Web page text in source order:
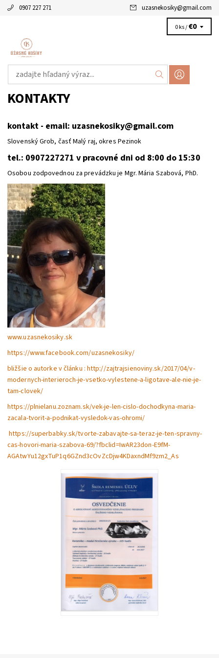
0907 227 271 uzasnekosiky@gmail.com
0 ks /€0
KONTAKTY
kontakt - email: uzasnekosiky@gmail.com
Slovenský Grob, časť Malý raj, okres Pezinok
tel.: 0907227271 v pracovné dni od 8:00 do 15:30
Osobou zodpovednou za prevádzku je Mgr. Mária Szabová, PhD.
www.uzasnekosiky.sk
https://www.facebook.com/uzasnekosiky/
bližšie o autorke v článku : http://zajtrajsienoviny.sk/2017/04/v-
modernych-interieroch-je-vsetko-vylestene-a-ligotave-ale-nie-je-
tam-clovek/
https://plnielanu.zoznam.sk/vek-je-len-cislo-dochodkyna-maria-
zacala-tvorit-a-podnikat-vysledok-vas-ohromi/
https://superbabky.sk/tvorte-zabavajte-sa-teraz-je-ten-spravny-
cas-hovori-maria-szabova-69/?fbclid=IwAR23don-E9fM-
AGAtwYu12gxTuP1q6GZnd3cOvZcDjw4KDaxndMf9zm2_As